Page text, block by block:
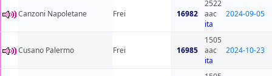
Canzoni Napoletane Frei 16982
2522
aac
ita
2024-09-05
Cusano Palermo Frei 16985
1505
aac
ita
2024-10-23